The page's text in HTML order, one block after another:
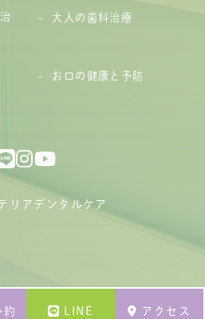
約 LINE アクセス
大人の歯科治療
お口の健康と予防
リアデンタルケア